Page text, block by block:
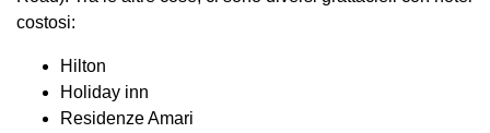
costosi:
Hilton
Holiday inn
Residenze Amari